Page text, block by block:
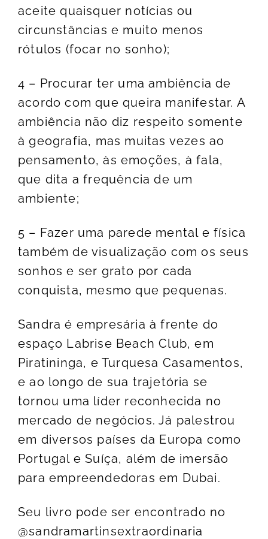
aceite quaisquer notícias ou
circunstâncias e muito menos
rótulos (focar no sonho);
4 – Procurar ter uma ambiência de
acordo com que queira manifestar. A
ambiência não diz respeito somente
à geografia, mas muitas vezes ao
pensamento, às emoções, à fala,
que dita a frequência de um
ambiente;
5 – Fazer uma parede mental e física
também de visualização com os seus
sonhos e ser grato por cada
conquista, mesmo que pequenas.
Sandra é empresária à frente do
espaço Labrise Beach Club, em
Piratininga, e Turquesa Casamentos,
e ao longo de sua trajetória se
tornou uma líder reconhecida no
mercado de negócios. Já palestrou
em diversos países da Europa como
Portugal e Suíça, além de imersão
para empreendedoras em Dubai.
Seu livro pode ser encontrado no
@sandramartinsextraordinaria